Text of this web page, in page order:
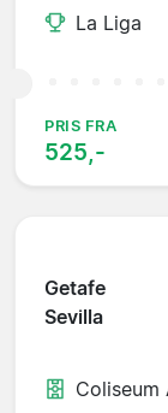
La Liga
PRIS FRA
525,-
Getafe
Sevilla
Coliseum